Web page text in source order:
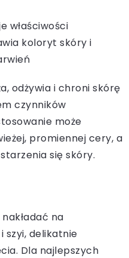
właściwości
koloryt skóry i
odżywia i chroni skórę
czynników
może
promiennej cery, a
się skóry.
na
szyi, delikatnie
Dla najlepszych